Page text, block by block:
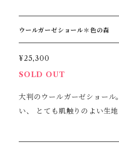
ワもつきにくいため、持ち運びにも適しています。
で、 色の出し方や結び方で様々に変化を楽しめます
承下さいませ。 ＊ご家庭で
ウールガーゼショール＊色の森
¥25,300
SOLD OUT
大判のウールガーゼショール。 (サイズ：
い、 とても肌触りのよい生
シワもつきにくいため、持ち運びにも適しています